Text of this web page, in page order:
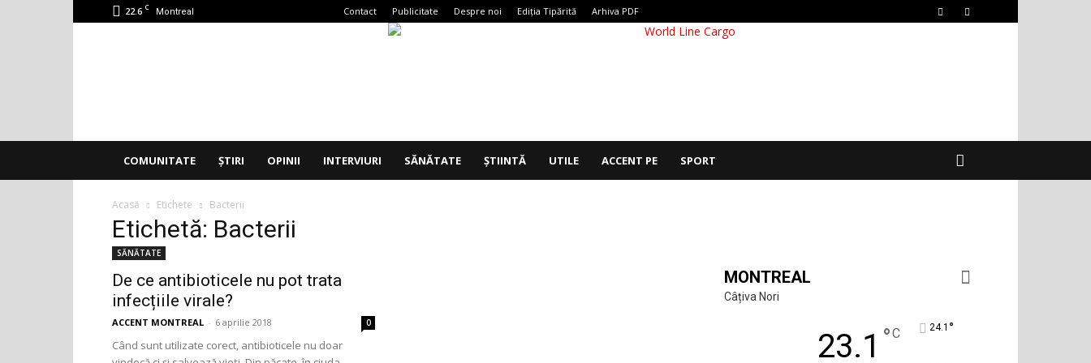
22.6 C Montreal Contact Publicitate Despre noi Ediția Tipărită Arhiva PDF
COMUNITATE ȘTIRI OPINII INTERVIURI SĂNĂTATE ȘTIINTĂ UTILE ACCENT PE SPORT
Acasă Etichete Bacterii
Etichetă: Bacterii
SĂNĂTATE
De ce antibioticele nu pot trata
infecțiile virale?
ACCENT MONTREAL - 6 aprilie 2018 0
Când sunt utilizate corect, antibioticele nu doar
MONTREAL
Câțiva Nori
23.1 °C 24.1 °